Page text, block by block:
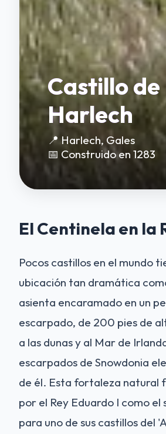
Castillo de
Harlech
📍 Harlech, Gales
📅 Construido en 1283
El Centinela en la
Pocos castillos en el mundo
ubicación tan dramática
asienta encaramado en un
escarpado, de 200 pies de
a las dunas y al Mar de
escarpados de Snowdonia
de él. Esta fortaleza natural
por el Rey Eduardo I como
para uno de sus castillos del